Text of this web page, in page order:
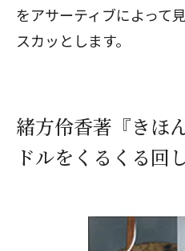
をアサーティブによって
スカッとします。
緒方伶香著『き
ドルをくるくる回